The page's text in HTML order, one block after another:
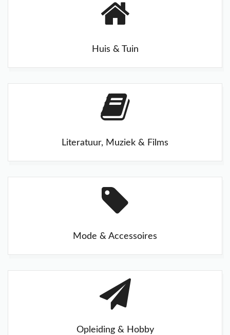
Huis & Tuin
Literatuur, Muziek & Films
Mode & Accessoires
Opleiding & Hobby